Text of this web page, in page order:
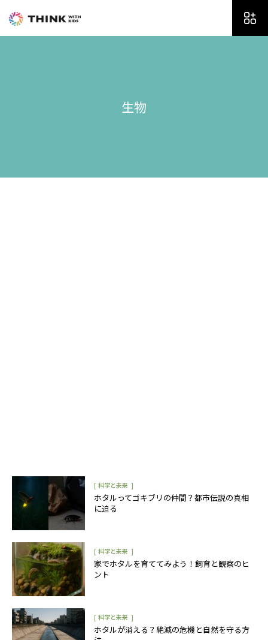
を
生物
[ 科学と未来 ]
ホタルってゴキブリの仲間？都市伝説の真相
に迫る
[ 科学と未来 ]
家でホタルを育ててみよう！飼育と観察のヒ
ント
[ 科学と未来 ]
ホタルが消える？絶滅の危機と自然を守る方